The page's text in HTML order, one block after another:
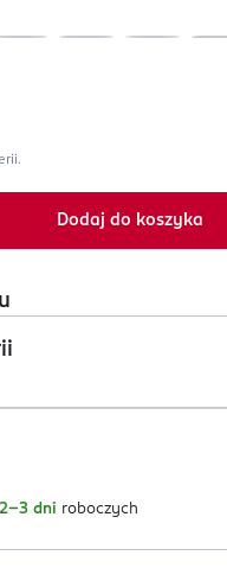
Dodaj do koszyka
2-3 dni roboczych